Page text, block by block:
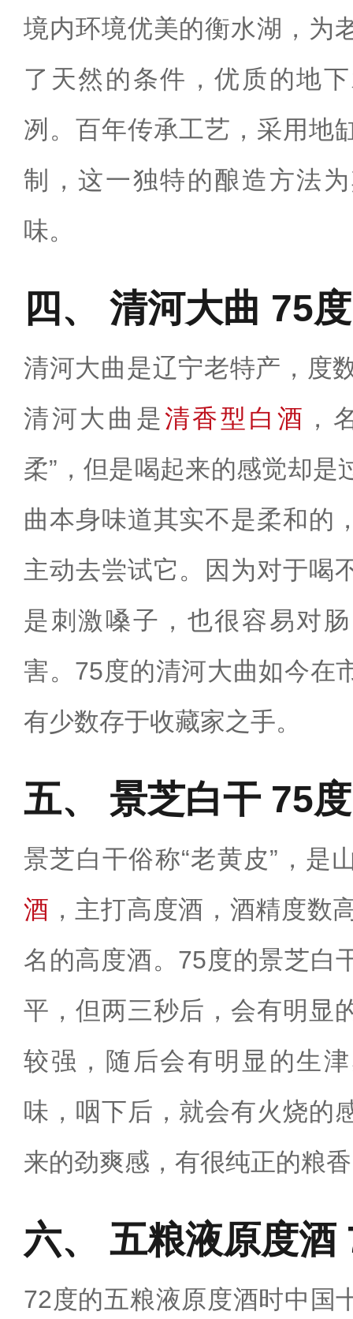
境内环境优美的衡水湖，为
了天然的条件，优质的地
冽。百年传承工艺，采用地
制，这一独特的酿造方法
味。
清河大曲 75度
清河大曲是辽宁老特产，度
清河大曲是清香型白酒 ，
柔”，但是喝起来的感觉却是
曲本身味道其实不是柔和的
主动去尝试它。因为对于喝
是刺激嗓子，也很容易对
害。75度的清河大曲如今在
有少数存于收藏家之手。
景芝白干 75度
景芝白干俗称“老黄皮”，是
酒 ，主打高度酒，酒精度数
名的高度酒。75度的景芝白
平，但两三秒后，会有明显
较强，随后会有明显的生
味，咽下后，就会有火烧的
来的劲爽感，有很纯正的粮
五粮液原度酒
72度的五粮液原度酒时中国